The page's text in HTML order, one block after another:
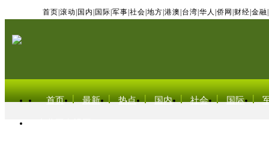
首页 滚动 国内 国际 军事 社会 地方 港澳 台湾 华人 侨网 财经 金融
首页 最新 热点 国内 社会 国际